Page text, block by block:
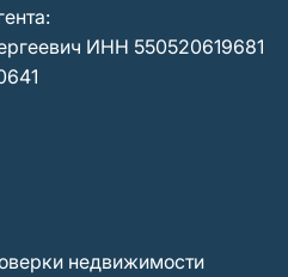
недвижимости
ИНН 550520619681